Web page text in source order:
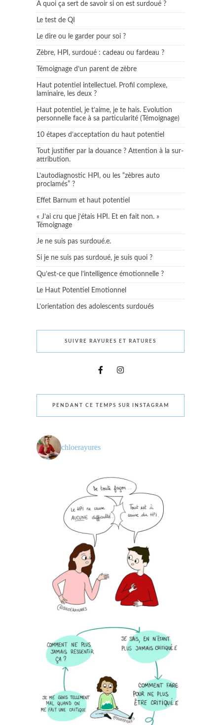
À quoi ça sert de savoir si on est surdoué ?
Le test de QI
Le dire ou le garder pour soi ?
Zèbre, HPI, surdoué : cadeau ou fardeau ?
Témoignage d’un parent de zèbre
Haut potentiel intellectuel. Profil complexe,
laminaire, les deux ?
Haut potentiel, je t’aime, je te hais. Evolution
personnelle face à sa particularité (Témoignage)
10 étapes d’acceptation du haut potentiel
Tout justifier par la douance ? Attention à la sur-
attribution.
L’autodiagnostic HPI, ou les “zèbres auto
proclamés” ?
Effet Barnum et haut potentiel
« J’ai cru que j’étais HPI. Et en fait non. »
Témoignage
Je ne suis pas surdoué.e.
Si je ne suis pas surdoué, je suis quoi ?
Qu’est-ce que l’intelligence émotionnelle ?
Le Haut Potentiel Emotionnel
L’orientation des adolescents surdoués
SUIVRE RAYURES ET RATURES
PENDANT CE TEMPS SUR INSTAGRAM
chloerayures